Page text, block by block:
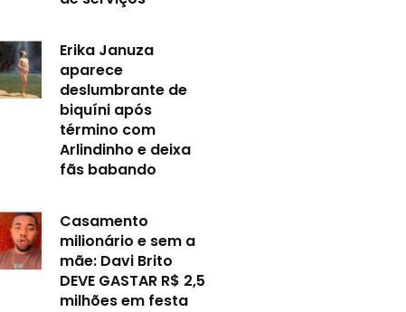
Erika Januza
aparece
deslumbrante de
biquíni após
término com
Arlindinho e deixa
fãs babando
Casamento
milionário e sem a
mãe: Davi Brito
DEVE GASTAR R$ 2,5
milhões em festa